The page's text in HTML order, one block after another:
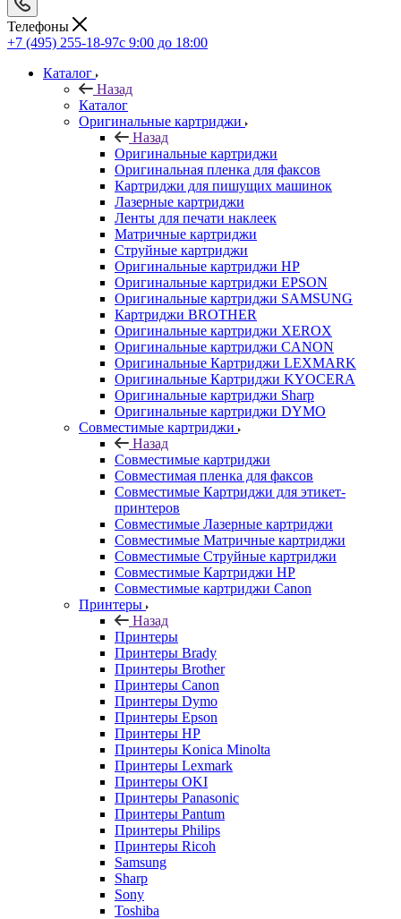
Телефоны
+7 (495) 255-18-97с 9:00 до 18:00
Каталог
Назад
Каталог
Оригинальные картриджи
Назад
Оригинальные картриджи
Оригинальная пленка для факсов
Картриджи для пишущих машинок
Лазерные картриджи
Ленты для печати наклеек
Матричные картриджи
Струйные картриджи
Оригинальные картриджи HP
Оригинальные картриджи EPSON
Оригинальные картриджи SAMSUNG
Картриджи BROTHER
Оригинальные картриджи XEROX
Оригинальные картриджи CANON
Оригинальные Картриджи LEXMARK
Оригинальные Картриджи KYOCERA
Оригинальные картриджи Sharp
Оригинальные картриджи DYMO
Совместимые картриджи
Назад
Совместимые картриджи
Совместимая пленка для факсов
Совместимые Картриджи для этикет-
принтеров
Совместимые Лазерные картриджи
Совместимые Матричные картриджи
Совместимые Струйные картриджи
Совместимые Картриджи HP
Совместимые картриджи Canon
Принтеры
Назад
Принтеры
Принтеры Brady
Принтеры Brother
Принтеры Canon
Принтеры Dymo
Принтеры Epson
Принтеры HP
Принтеры Konica Minolta
Принтеры Lexmark
Принтеры OKI
Принтеры Panasonic
Принтеры Pantum
Принтеры Philips
Принтеры Ricoh
Samsung
Sharp
Sony
Toshiba